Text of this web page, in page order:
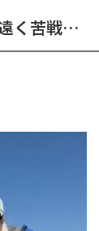
く苦戦…